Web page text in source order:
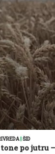
|ŠID
po jutru